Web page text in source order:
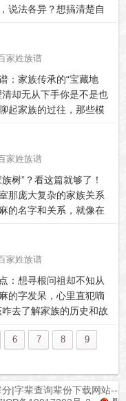
说法各异？想搞清楚自
族里新添了小宝贝，起
家姓族谱
：家族传承的“宝藏地
却无从下手你是不是也
起家族的过往，那些模
不知道该从哪儿开始，
家姓族谱
树”？看这篇就够了！
那庞大复杂的家族关系
的名字和关系，就像在
传承的“密码本”汉朝
家姓族谱
：想寻根问祖却不知从
的字发呆，心里直犯嘀
去了解家族的历史和故
本天书，完全摸不着头
6 7 8
9
|字辈查询辈份下载网站---